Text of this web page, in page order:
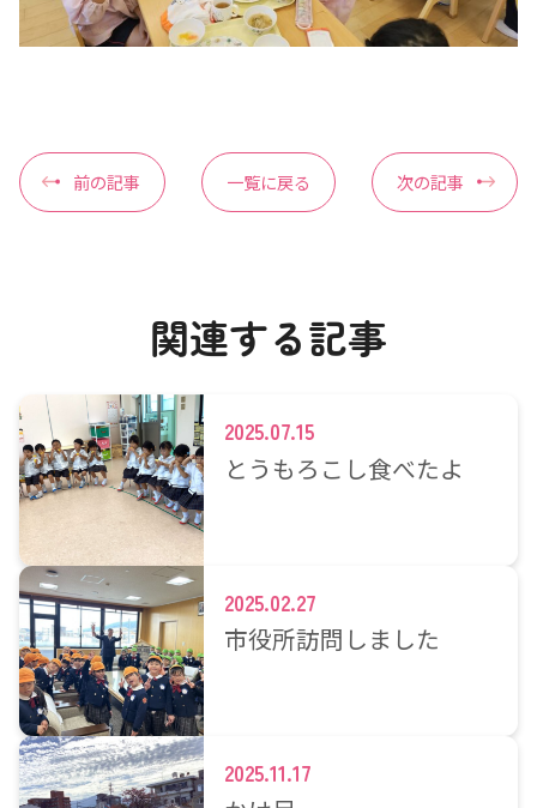
前の記事 一覧に戻る 次の記事
関連する記事
2025.07.15
とうもろこし食べたよ
2025.02.27
市役所訪問しました
2025.11.17